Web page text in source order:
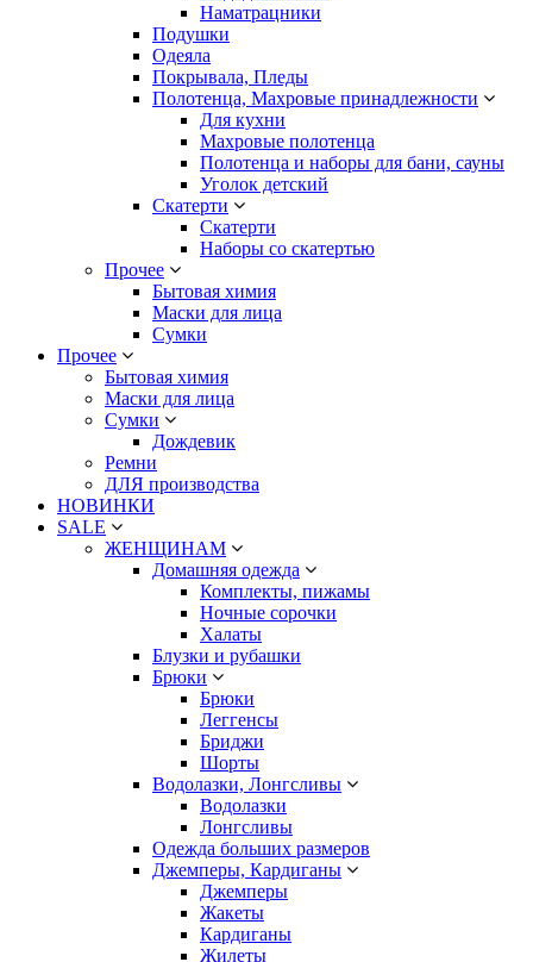
Наматрацники
Подушки
Одеяла
Покрывала, Пледы
Полотенца, Махровые принадлежности
Для кухни
Махровые полотенца
Полотенца и наборы для бани, сауны
Уголок детский
Скатерти
Скатерти
Наборы со скатертью
Прочее
Бытовая химия
Маски для лица
Сумки
Прочее
Бытовая химия
Маски для лица
Сумки
Дождевик
Ремни
ДЛЯ производства
НОВИНКИ
SALE
ЖЕНЩИНАМ
Домашняя одежда
Комплекты, пижамы
Ночные сорочки
Халаты
Блузки и рубашки
Брюки
Брюки
Леггенсы
Бриджи
Шорты
Водолазки, Лонгсливы
Водолазки
Лонгсливы
Одежда больших размеров
Джемперы, Кардиганы
Джемперы
Жакеты
Кардиганы
Жилеты